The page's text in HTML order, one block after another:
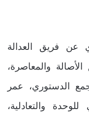
عن فريق العدالة
والمعاصرة،
الدستوري، عمر
والتعادلية،